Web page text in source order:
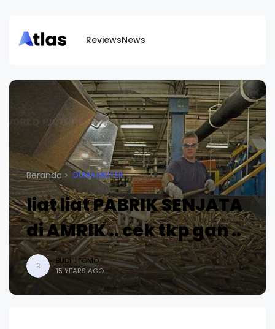
ReviewsNews
Beranda DUNIA MILITER
liat liat PABRIK SENJATA
di AMRIK .. cek tkp gan ..
B
BUDI UTOMO
15 YEARS AGO